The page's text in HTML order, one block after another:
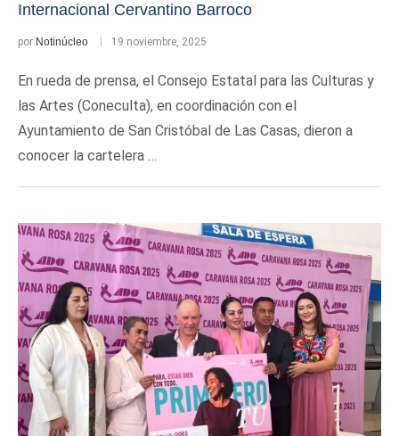
Internacional Cervantino Barroco
por Notinúcleo 19 noviembre, 2025
En rueda de prensa, el Consejo Estatal para las Culturas y
las Artes (Coneculta), en coordinación con el
Ayuntamiento de San Cristóbal de Las Casas, dieron a
conocer la cartelera …